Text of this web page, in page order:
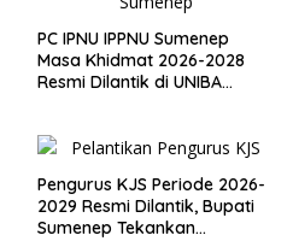
PC IPNU IPPNU Sumenep
Masa Khidmat 2026-2028
Resmi Dilantik di UNIBA
Pengurus KJS Periode 2026-
2029 Resmi Dilantik, Bupati
Sumenep Tekankan